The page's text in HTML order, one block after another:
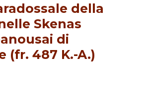
della
Skenas
di
(fr. 487 K.-A.)